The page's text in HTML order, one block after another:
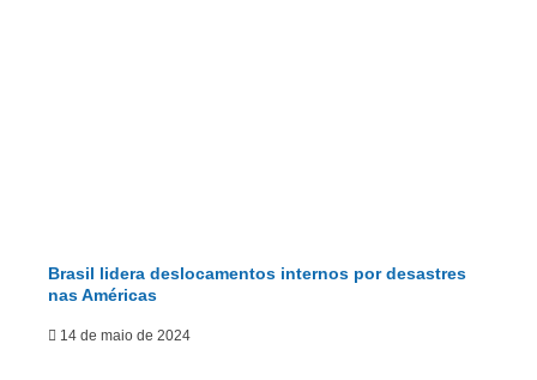
Brasil lidera deslocamentos internos por desastres
nas Américas
14 de maio de 2024